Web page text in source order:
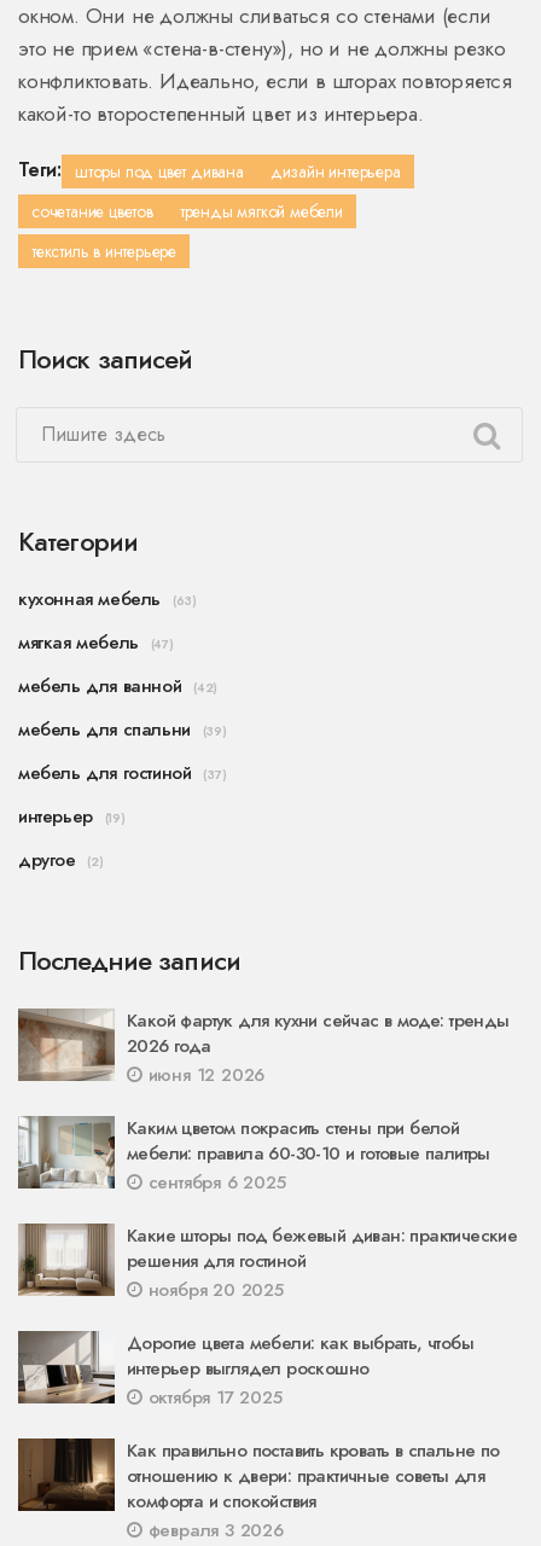
окном. Они не должны сливаться со стенами (если
это не прием «стена-в-стену»), но и не должны резко
конфликтовать. Идеально, если в шторах повторяется
какой-то второстепенный цвет из интерьера.
Теги: шторы под цвет дивана
дизайн интерьера
сочетание цветов
тренды мягкой мебели
текстиль в интерьере
Поиск записей
Категории
кухонная мебель (63)
мягкая мебель (47)
мебель для ванной (42)
мебель для спальни (39)
мебель для гостиной (37)
интерьер (19)
другое (2)
Последние записи
Какой фартук для кухни сейчас в моде: тренды
2026 года
июня 12 2026
Каким цветом покрасить стены при белой
мебели: правила 60-30-10 и готовые палитры
сентября 6 2025
Какие шторы под бежевый диван: практические
решения для гостиной
ноября 20 2025
Дорогие цвета мебели: как выбрать, чтобы
интерьер выглядел роскошно
октября 17 2025
Как правильно поставить кровать в спальне по
отношению к двери: практичные советы для
комфорта и спокойствия
февраля 3 2026